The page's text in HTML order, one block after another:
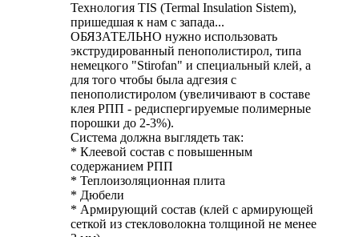
Технология TIS (Termal Insulation Sistem),
пришедшая к нам с запада...
ОБЯЗАТЕЛЬНО нужно использовать
экструдированный пенополистирол, типа
немецкого "Stirofan" и специальный клей, а
для того чтобы была адгезия с
пенополистиролом (увеличивают в составе
клея РПП - редиспергируемые полимерные
порошки до 2-3%).
Система должна выглядеть так:
* Клеевой состав с повышенным
содержанием РПП
* Теплоизоляционная плита
* Дюбели
* Армирующий состав (клей с армирующей
сеткой из стекловолокна толщиной не менее